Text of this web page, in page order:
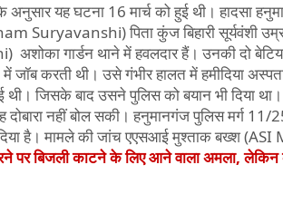
यह घटना 16 मार्च को हुई थी। हादसा
Suryavanshi) पिता कुंज बिहारी सूर्यवंशी
अशोका गार्डन थाने में हवलदार हैं। उनकी दो
जॉब करती थी। उसे गंभीर हालत में हमीदिया
थी। जिसके बाद उसने पुलिस को बयान भी दिया
दोबारा नहीं बोल सकी। हनुमानगंज पुलिस मर्ग
है। मामले की जांच एएसआई मुश्ताक बख्श
पर बिजली काटने के लिए आने वाला अमला,